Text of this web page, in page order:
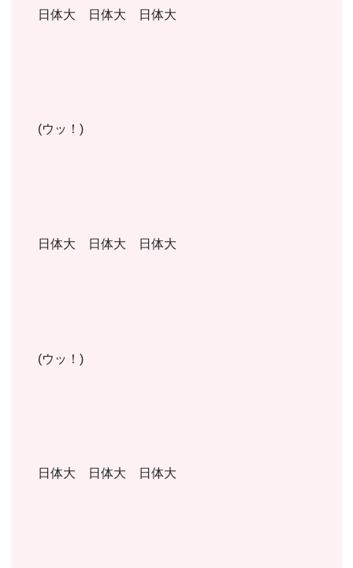
日体大 日体大 日体大
(ウッ！)
日体大 日体大 日体大
(ウッ！)
日体大 日体大 日体大